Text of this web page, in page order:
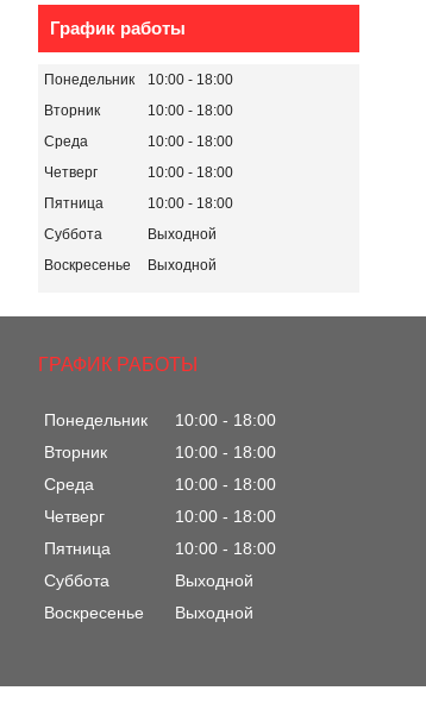
График работы
Понедельник 10:00
18:00
Вторник
10:00
18:00
Среда
10:00
18:00
Четверг
10:00
18:00
Пятница
10:00
18:00
Суббота
Выходной
Воскресенье
Выходной
ГРАФИК РАБОТЫ
Понедельник 10:00
18:00
Вторник
10:00
18:00
Среда
10:00
18:00
Четверг
10:00
18:00
Пятница
10:00
18:00
Суббота
Выходной
Воскресенье
Выходной